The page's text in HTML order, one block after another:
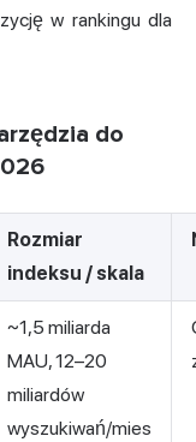
w rankingu dla
do
Rozmiar
indeksu / skala
~1,5 miliarda
MAU, 12–20
miliardów
wyszukiwań/mies